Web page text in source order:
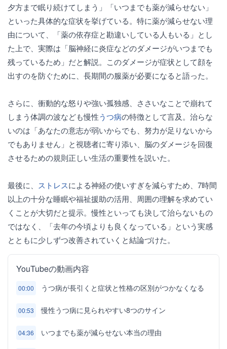
夕方まで眠り続けてしまう」「いつまでも薬が減らせない」
といった具体的な症状を挙げている。特に薬が減らせない理
由について、「薬の依存症と勘違いしている人もいる」とし
た上で、実際は「脳神経に炎症などのダメージがいつまでも
残っているため」だと解説。このダメージが症状として顔を
出すのを防ぐために、長期間の服薬が必要になると語った。
さらに、衝動的な怒りや強い孤独感、ささいなことで崩れて
しまう体調の波なども慢性うつ病の特徴として言及。治らな
いのは「あなたの意志が弱いからでも、努力が足りないから
でもありません」と視聴者に寄り添い、脳のダメージを回復
させるための規則正しい生活の重要性を説いた。
最後に、 ストレスによる神経の使いすぎを減らすため、7時間
以上の十分な睡眠や福祉援助の活用、周囲の理解を求めてい
くことが大切だと提示。慢性といっても決して治らないもの
ではなく、「去年の今頃よりも良くなっている」という実感
とともに少しずつ改善されていくと結論づけた。
YouTubeの動画内容
00:00 うつ病が長引くと症状と性格の区別がつかなくなる
00:53 慢性うつ病に見られやすい8つのサイン
04:36 いつまでも薬が減らせない本当の理由